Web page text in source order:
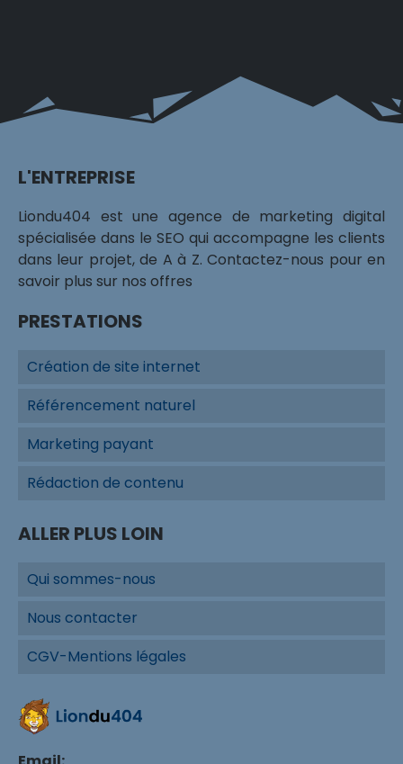
L'ENTREPRISE
Liondu404 est une agence de marketing digital
spécialisée dans le SEO qui accompagne les clients
dans leur projet, de A à Z. Contactez-nous pour en
savoir plus sur nos offres
PRESTATIONS
Création de site internet
Référencement naturel
Marketing payant
Rédaction de contenu
ALLER PLUS LOIN
Qui sommes-nous
Nous contacter
CGV-Mentions légales